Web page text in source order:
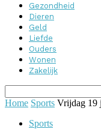
Gezondheid
Dieren
Geld
Liefde
Ouders
Wonen
Zakelijk
Home Sports Vrijdag 19
Sports